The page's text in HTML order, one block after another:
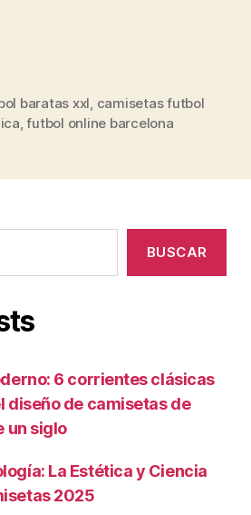
baratas xxl, camisetas futbol
,futbol online barcelona
BUSCAR
6 corrientes clásicas
diseño de camisetas de
un siglo
La Estética y Ciencia
2025